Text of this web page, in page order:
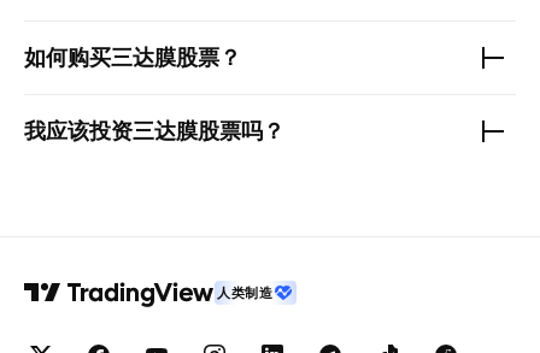
如何购买三达膜股票？
我应该投资三达膜股票吗？
人类制造